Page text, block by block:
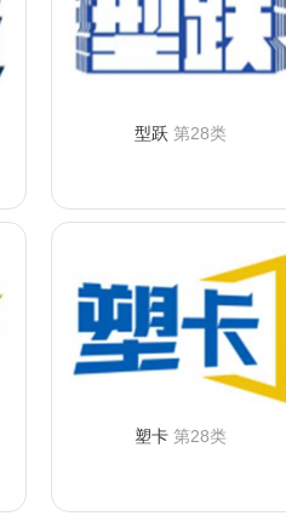
型跃 第28类
塑卡 第28类